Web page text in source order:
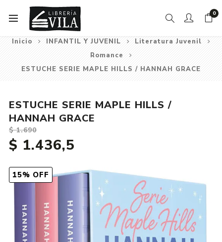
0
Inicio INFANTIL Y JUVENIL
Literatura Juvenil
Romance
ESTUCHE SERIE MAPLE HILLS / HANNAH GRACE
15% OFF
ESTUCHE SERIE MAPLE HILLS /
HANNAH GRACE
$ 1.690
$ 1.436,5